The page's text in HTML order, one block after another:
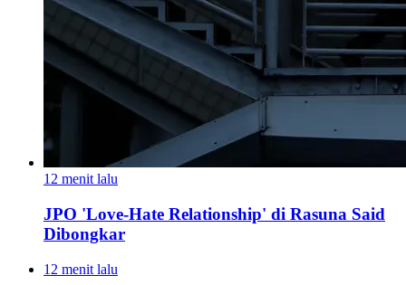
12 menit lalu
JPO 'Love-Hate Relationship' di Rasuna Said
Dibongkar
12 menit lalu